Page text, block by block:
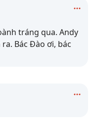
tráng qua. Andy
Bác Đào ơi, bác